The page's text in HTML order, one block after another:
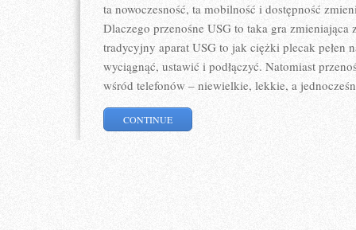
ta nowoczesność, ta mobilność i dostępność
Dlaczego przenośne USG to taka gra zmieniająca
tradycyjny aparat USG to jak ciężki plecak pełen
wyciągnąć, ustawić i podłączyć. Natomiast
wśród telefonów – niewielkie, lekkie, a
CONTINUE